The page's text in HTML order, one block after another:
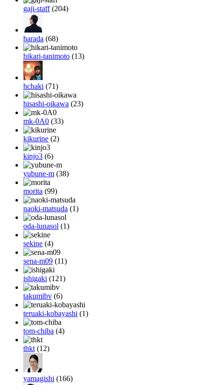
gaji-staff(204)
harada (68)
hikari-tanimoto (13)
hchaki (71)
hisashi-oikawa (23)
mk-0A0 (33)
kikurine (2)
kinjo3 (6)
yubune-m (38)
morita (99)
naoki-matsuda (1)
oda-lunasol (1)
sekine (4)
sena-m09 (11)
ishigaki (121)
takumibv (6)
teruaki-kobayashi (1)
tom-chiba (4)
thkt(12)
yamagishi (166)